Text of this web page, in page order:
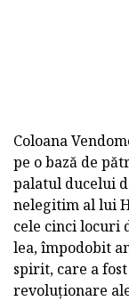
Coloana
pe o bază de
palatul ducelui
nelegitim al lui
cele cinci locuri
lea, împodobit
spirit, care a
revoluționare